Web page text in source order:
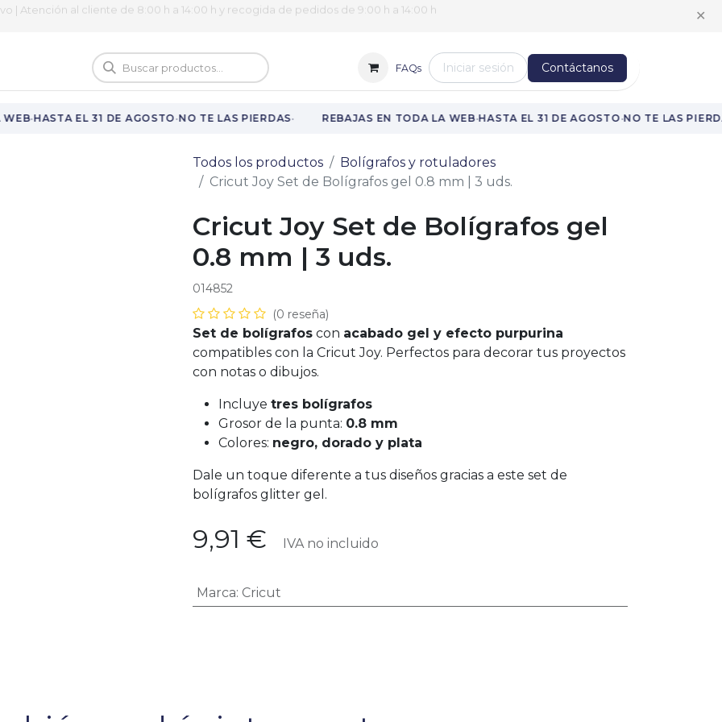
| Atención al cliente de 8:00 h a 14:00 h y recogida de pedidos de 9:00 h a 14:00 h ✕
Vuelta al cole FAQs Iniciar sesión Contáctanos
·HASTA EL 31 DE AGOSTO·NO TE LAS PIERDAS· REBAJAS EN TODA LA WEB·HASTA EL 31 DE AGOSTO·NO TE LAS
Todos los productos
Bolígrafos y rotuladores
Cricut Joy Set de Bolígrafos gel 0.8 mm | 3 uds.
Cricut Joy Set de Bolígrafos gel
0.8 mm | 3 uds.
014852
(0 reseña)
Set de bolígrafos con acabado gel y efecto purpurina
compatibles con la Cricut Joy. Perfectos para decorar tus proyectos
con notas o dibujos.
Incluye tres bolígrafos
Grosor de la punta: 0.8 mm
Colores: negro, dorado y plata
Dale un toque diferente a tus diseños gracias a este set de
bolígrafos glitter gel.
9,91 € IVA no incluido
Marca: Cricut